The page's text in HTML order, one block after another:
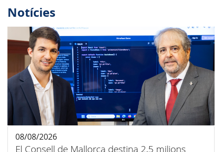
Notícies
El Consell de Mallorca destina 2,5 milions
08/08/2026